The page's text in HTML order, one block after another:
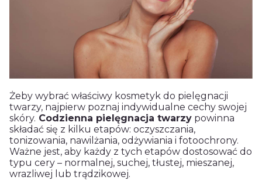
Żeby wybrać właściwy kosmetyk do pielęgnacji
twarzy, najpierw poznaj indywidualne cechy swojej
skóry. Codzienna pielęgnacja twarzy powinna
składać się z kilku etapów: oczyszczania,
tonizowania, nawilżania, odżywiania i fotoochrony.
Ważne jest, aby każdy z tych etapów dostosować do
typu cery – normalnej, suchej, tłustej, mieszanej,
wrazliwej lub trądzikowej.